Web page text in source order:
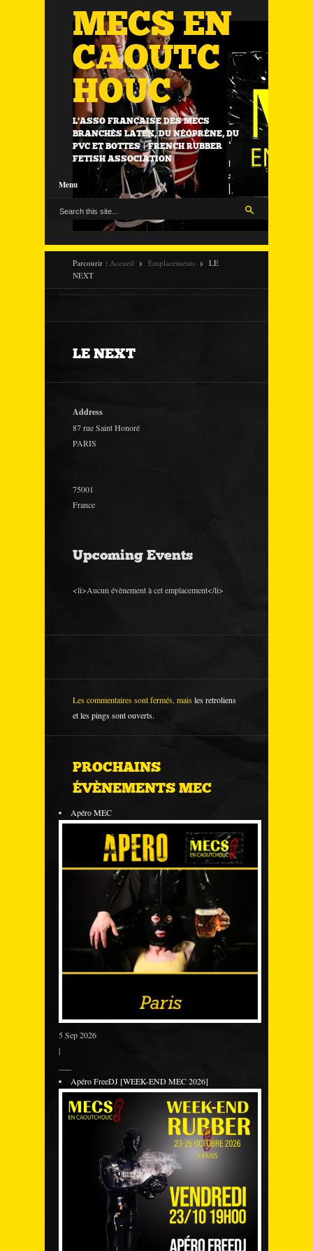
MECS EN
CAOUTC
HOUC
L'ASSO FRANÇAISE DES MECS
BRANCHÉS LATEX, DU NÉOPRÈNE, DU
PVC ET BOTTES | FRENCH RUBBER
FETISH ASSOCIATION
Menu
Parcourir : Accueil Emplacements
LE
NEXT
LE NEXT
Address
87 rue Saint Honoré
PARIS
75001
France
Upcoming Events
<li>Aucun évènement à cet emplacement</li>
Les commentaires sont fermés, maisles retroliens
et les pings sont ouverts.
PROCHAINS
ÉVÈNEMENTS MEC
Apéro MEC
5 Sep 2026
|
Apéro FreeDJ [WEEK-END MEC 2026]